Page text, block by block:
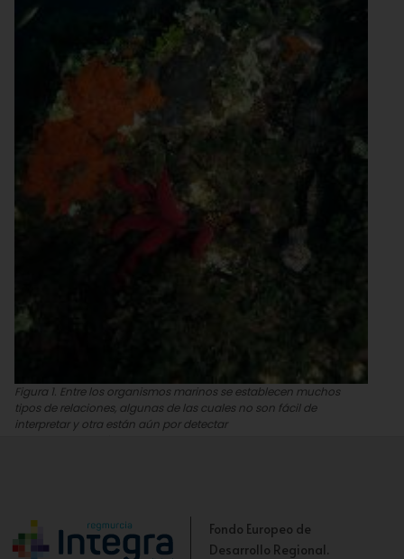
Figura 1. Entre los organismos marinos se establecen muchos
tipos de relaciones, algunas de las cuales no son fácil de
interpretar y otra están aún por detectar
Fondo Europeo de
Desarrollo Regional.